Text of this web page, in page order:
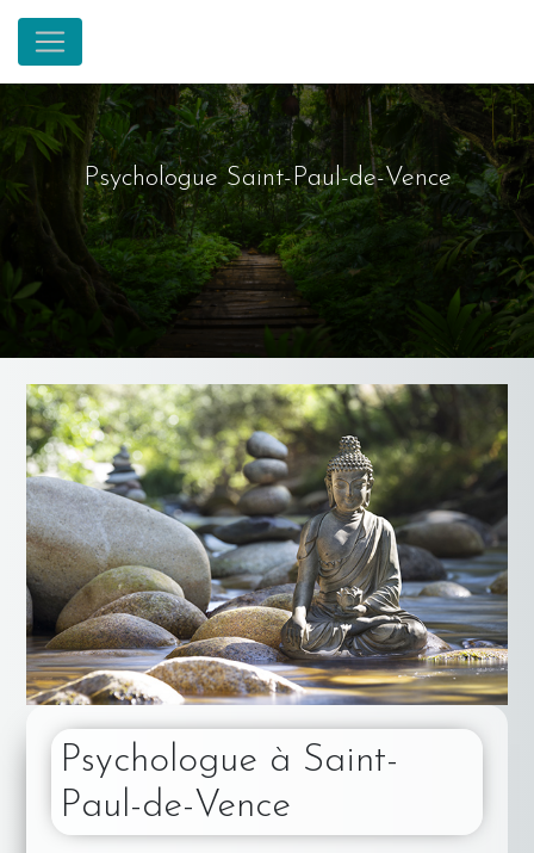
Panneau de gestion des cookies
Psychologue Saint-Paul-de-Vence
Psychologue à Saint-
Paul-de-Vence